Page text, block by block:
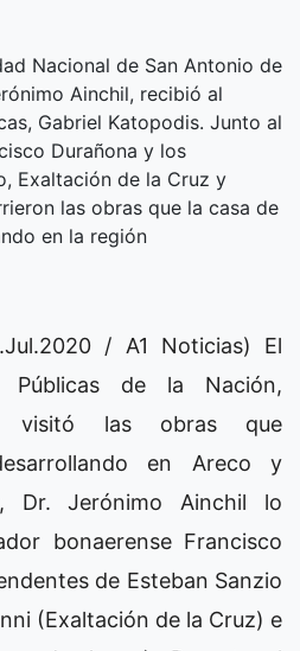
Nacional de San Antonio de
Ainchil, recibió al
Gabriel Katopodis. Junto al
Durañona y los
Exaltación de la Cruz y
las obras que la casa de
en la región
/ A1 Noticias) El
Públicas de la Nación,
visitó las obras que
en Areco y
Dr. Jerónimo Ainchil lo
bonaerense Francisco
de Esteban Sanzio
(Exaltación de la Cruz) e